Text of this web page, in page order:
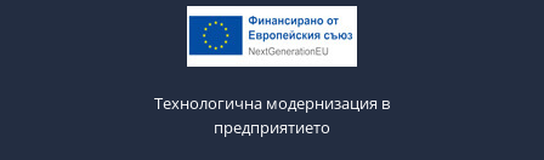
Технологична модернизация в
предприятието